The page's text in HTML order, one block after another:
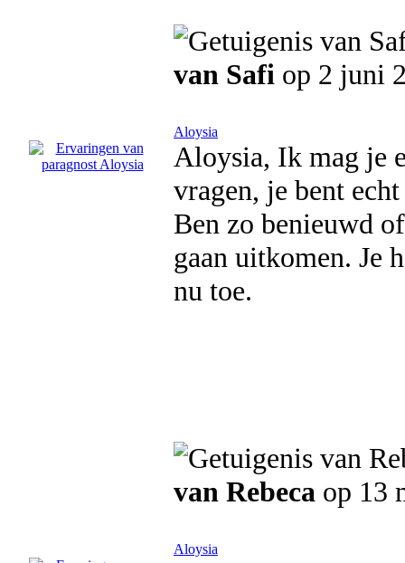
van Safi op 2 juni
Aloysia
Aloysia, Ik mag je
vragen, je bent
Ben zo benieuwd
gaan uitkomen. Je
nu toe.
van Rebeca op 13
Aloysia